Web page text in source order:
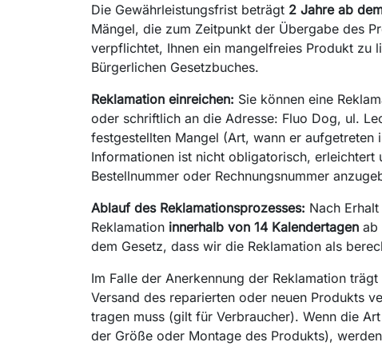
Die Gewährleistungsfrist beträgt 2 Jahre ab
Mängel, die zum Zeitpunkt der Übergabe des
verpflichtet, Ihnen ein mangelfreies Produkt zu
Bürgerlichen Gesetzbuches.
Reklamation einreichen: Sie können eine
oder schriftlich an die Adresse: Fluo Dog, ul.
festgestellten Mangel (Art, wann er aufgetreten
Informationen ist nicht obligatorisch, erleichtert
Bestellnummer oder Rechnungsnummer
Ablauf des Reklamationsprozesses: Nach
Reklamation innerhalb von 14 Kalendertagen ab
dem Gesetz, dass wir die Reklamation als
Im Falle der Anerkennung der Reklamation
Versand des reparierten oder neuen Produkts
tragen muss (gilt für Verbraucher). Wenn die
der Größe oder Montage des Produkts),